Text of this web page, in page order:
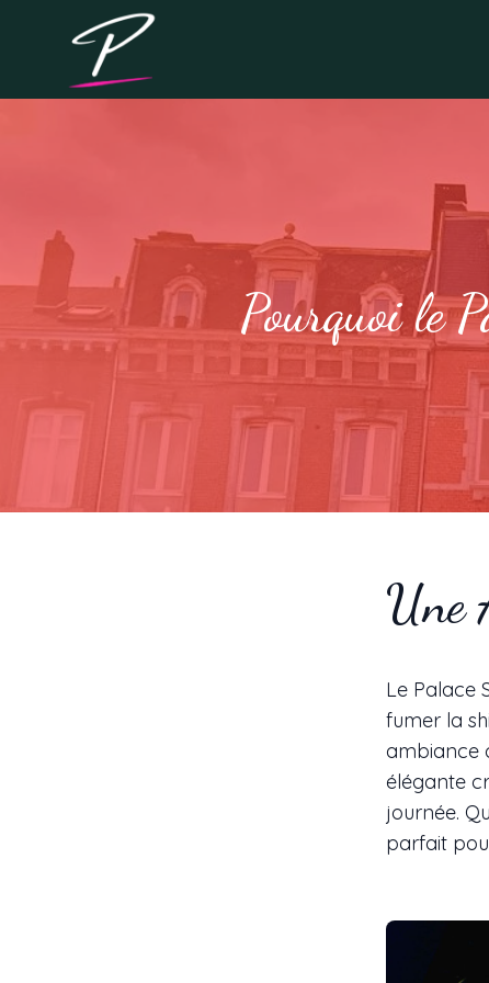
Pourquoi le
Une
Le Palace
fumer la
ambiance
élégante
journée.
parfait